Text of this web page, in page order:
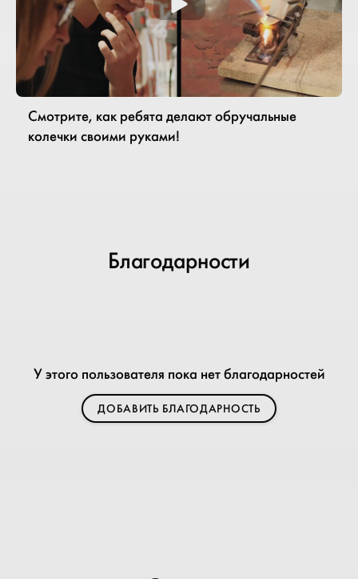
Смотрите, как ребята делают обручальные
колечки своими руками!
Благодарности
У этого пользователя пока нет благодарностей
ДОБАВИТЬ БЛАГОДАРНОСТЬ